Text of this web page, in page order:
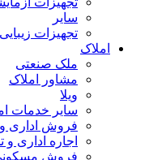
سایر
تجهیزات زیبایی
املاک
ملک صنعتی
مشاور املاک
ویلا
سایر خدمات
فروش اداری
اجاره اداری و
فروش